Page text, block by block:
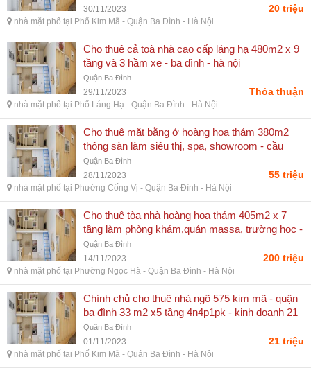
30/11/2023 20 triệu
nhà mặt phố tại Phố Kim Mã - Quận Ba Đình - Hà Nội
Cho thuê cả toà nhà cao cấp láng hạ 480m2 x 9
tầng và 3 hầm xe - ba đình - hà nội
Quận Ba Đình
29/11/2023 Thỏa thuận
nhà mặt phố tại Phố Láng Hạ - Quận Ba Đình - Hà Nội
Cho thuê mặt bằng ở hoàng hoa thám 380m2
thông sàn làm siêu thị, spa, showroom - cầu
giấy - hà nội
Quận Ba Đình
28/11/2023 55 triệu
nhà mặt phố tại Phường Cống Vị - Quận Ba Đình - Hà Nội
Cho thuê tòa nhà hoàng hoa thám 405m2 x 7
tầng làm phòng khám,quán massa, trường học -
cầu giấy - hà nội
Quận Ba Đình
14/11/2023 200 triệu
nhà mặt phố tại Phường Ngọc Hà - Quận Ba Đình - Hà Nội
Chính chủ cho thuê nhà ngõ 575 kim mã - quận
ba đình 33 m2 x5 tầng 4n4p1pk - kinh doanh 21
tr/tháng - đống đa - hà nội
Quận Ba Đình
01/11/2023 21 triệu
nhà mặt phố tại Phố Kim Mã - Quận Ba Đình - Hà Nội